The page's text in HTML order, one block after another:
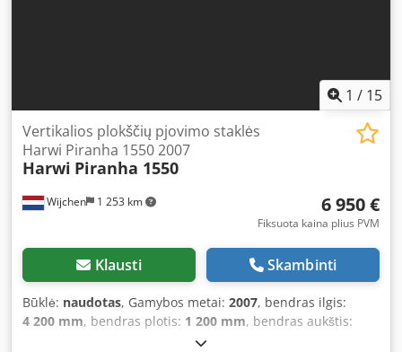
1 / 15
Wijchen 1 253 km
Vertikalios plokščių pjovimo staklės
Harwi Piranha 1550 2007
Harwi Piranha 1550
6 950 €
Fiksuota kaina plius PVM
Klausti Skambinti
Būklė: naudotas, Gamybos metai: 2007, bendras ilgis:
4 200 mm, bendras plotis: 1 200 mm, bendras aukštis:
, Spalva: Pilka Svoris: 485 kg - Pagaminimo metai: